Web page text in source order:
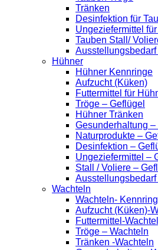
Tränken
Desinfektion für
Ungeziefermittel
Tauben Stall/
Ausstellungsbedarf
Hühner
Hühner Kennringe
Aufzucht (Küken)
Futtermittel für
Tröge – Geflügel
Hühner Tränken
Gesunderhaltung –
Naturprodukte –
Desinfektion –
Ungeziefermittel –
Stall / Voliere –
Ausstellungsbedarf
Wachteln
Wachteln-
Aufzucht (Küken)-
Futtermittel-
Tröge – Wachteln
Tränken -Wachteln